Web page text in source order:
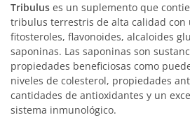
Tribulus es un suplemento que
tribulus terrestris de alta calidad con
fitosteroles, flavonoides, alcaloides
saponinas. Las saponinas son
propiedades beneficiosas como
niveles de colesterol, propiedades
cantidades de antioxidantes y un
sistema inmunológico.